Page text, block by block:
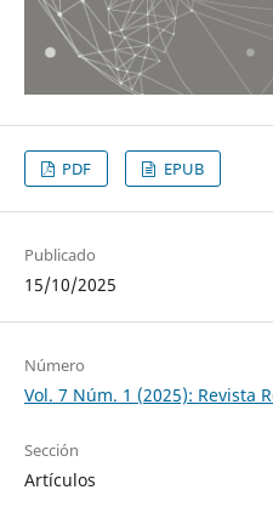
PDF EPUB
Publicado
15/10/2025
Número
Vol. 7 Núm. 1 (2025): Revista
Sección
Artículos